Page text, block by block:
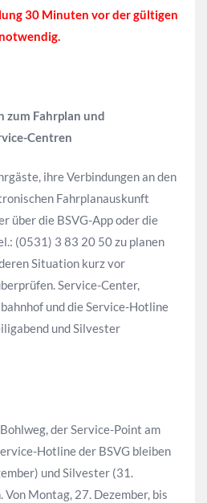
30 Minuten vor der gültigen
Fahrplan und
Centren
ihre Verbindungen an den
Fahrplanauskunft
über die BSVG-App oder die
(0531) 3 83 20 50 zu planen
Situation kurz vor
Service-Center,
und die Service-Hotline
und Silvester
der Service-Point am
Hotline der BSVG bleiben
und Silvester (31.
Von Montag, 27. Dezember, bis